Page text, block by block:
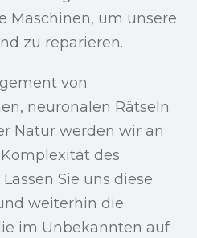
Maschinen, um unsere
zu reparieren.
von
neuronalen Rätseln
Natur werden wir an
des
Sie uns diese
weiterhin die
im Unbekannten auf